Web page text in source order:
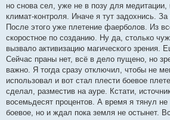
но снова сел, уже не в позу для медитации,
климат-контроля. Иначе я тут задохнись.
После этого уже плетение фаерболов. Из
скоростное по созданию. Ну да, столько
вызвало активизацию магического зрения.
Сейчас праны нет, всё в дело пущено, но
важно. Я тогда сразу отключил, чтобы не
использовал и вот стал плести боевое
сделал, разместив на ауре. Кстати,
восемьдесят процентов. А время я тянул не
боевое, но и ждал пока земля не остынет.